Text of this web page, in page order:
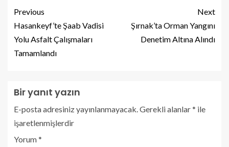
Previous
Hasankeyf’te Şaab Vadisi
Yolu Asfalt Çalışmaları
Tamamlandı
Next
Şırnak’ta Orman Yangını
Denetim Altına Alındı
Bir yanıt yazın
E-posta adresiniz yayınlanmayacak. Gerekli alanlar* ile
işaretlenmişlerdir
Yorum*